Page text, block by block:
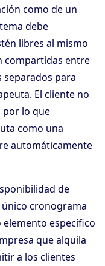
como de un
debe
libres al mismo
compartidas entre
para
El cliente no
por lo que
como una
automáticamente
de
cronograma
específico
que alquila
a los clientes